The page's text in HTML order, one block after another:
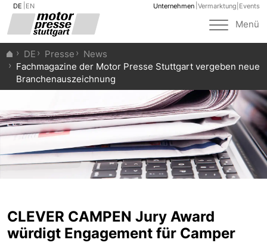
DE EN Unternehmen Vermarktung Events
Toggle
Menü
DE Presse
News
Fachmagazine der Motor Presse Stuttgart vergeben neue
Branchenauszeichnung
CLEVER CAMPEN Jury Award
würdigt Engagement für Camper